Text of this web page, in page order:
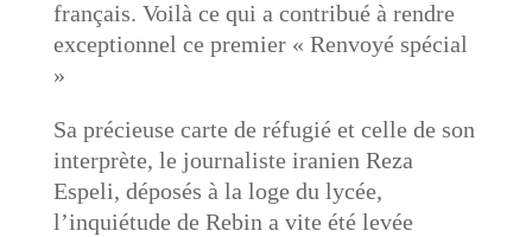
français. Voilà ce qui a contribué à rendre
exceptionnel ce premier « Renvoyé spécial
»
Sa précieuse carte de réfugié et celle de son
interprète, le journaliste iranien Reza
Espeli​, déposés à la loge du lycée,
l’inquiétude de Rebin a vite été levée